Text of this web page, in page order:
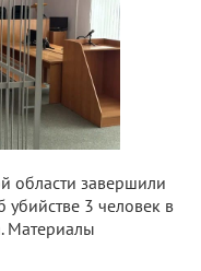
области завершили
убийстве 3 человек в
Материалы